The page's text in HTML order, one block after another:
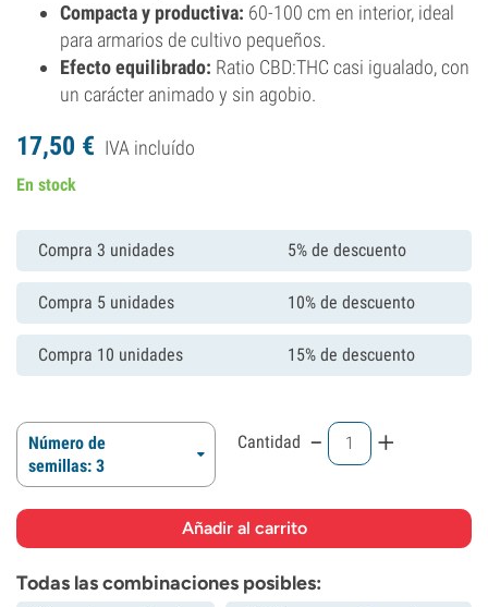
Compacta y productiva: 60-100 cm en interior, ideal
para armarios de cultivo pequeños.
Efecto equilibrado: Ratio CBD:THC casi igualado, con
un carácter animado y sin agobio.
17,50 € IVA incluído
En stock
Compra 3 unidades 5% de descuento
Compra 5 unidades 10% de descuento
Compra 10 unidades 15% de descuento
Número de
semillas: 3
Cantidad - +
Todas las combinaciones posibles: